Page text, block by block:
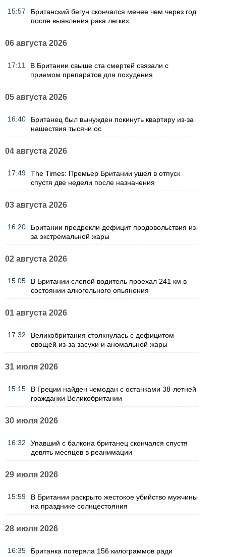
15:57
Британский бегун скончался менее чем через год
после выявления рака легких
06 августа 2026
17:11
В Британии свыше ста смертей связали с
приемом препаратов для похудения
05 августа 2026
16:40
Британец был вынужден покинуть квартиру из-за
нашествия тысячи ос
04 августа 2026
17:49
The Times: Премьер Британии ушел в отпуск
спустя две недели после назначения
03 августа 2026
16:20
Британии предрекли дефицит продовольствия из-
за экстремальной жары
02 августа 2026
15:05
В Британии слепой водитель проехал 241 км в
состоянии алкогольного опьянения
01 августа 2026
17:32
Великобритания столкнулась с дефицитом
овощей из-за засухи и аномальной жары
31 июля 2026
15:15
В Греции найден чемодан с останками 38-летней
гражданки Великобритании
30 июля 2026
16:32
Упавший с балкона британец скончался спустя
девять месяцев в реанимации
29 июля 2026
15:59
В Британии раскрыто жестокое убийство мужчины
на празднике солнцестояния
28 июля 2026
16:35
Британка потеряла 156 килограммов ради